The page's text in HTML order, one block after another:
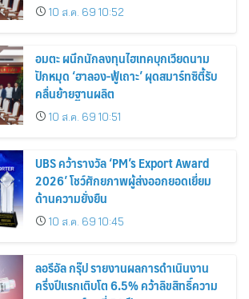
10 ส.ค. 69 10:52
อมตะ ผนึกนักลงทุนไฮเทคบุกเวียดนาม
ปักหมุด ‘ฮาลอง-ฟู้เถาะ’ ผุดสมาร์ทซิตี้รับ
คลื่นย้ายฐานผลิต
10 ส.ค. 69 10:51
UBS คว้ารางวัล ‘PM’s Export Award
2026’ โชว์ศักยภาพผู้ส่งออกยอดเยี่ยม
ด้านความยั่งยืน
10 ส.ค. 69 10:45
ลอรีอัล กรุ๊ป รายงานผลการดำเนินงาน
ครึ่งปีแรกเติบโต 6.5% คว้าลิขสิทธิ์ความ